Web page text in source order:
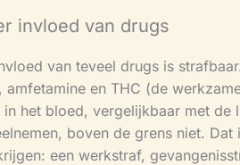
invloed van drugs
van teveel drugs is
amfetamine en THC (de
in het bloed, vergelijkbaar met
boven de grens niet.
een werkstraf,